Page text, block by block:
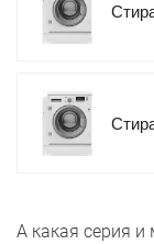
А какая серия и